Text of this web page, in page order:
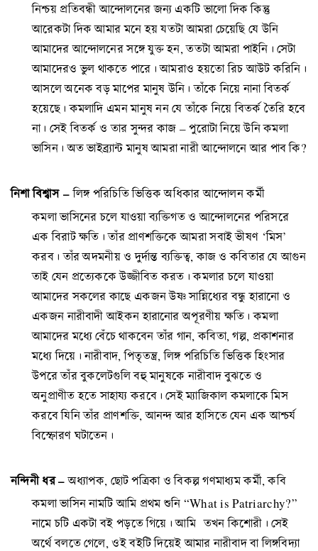
নিশ্চয় প্রতিবন্ধী আন্দোলনের জন্য একটি ভালো দিক কিন্তু
আরেকটা দিক আমার মনে হয় যতটা আমরা চেয়েছি যে উনি
আমাদের আন্দোলনের সঙ্গে যুক্ত হন, ততটা আমরা পাইনি। সেটা
আমাদেরও ভুল থাকতে পারে। আমরাও হয়তো রিচ আউট করিনি।
আসলে অনেক বড় মাপের মানুষ উনি। তাঁকে নিয়ে নানা বিতর্ক
হয়েছে। কমলাদি এমন মানুষ নন যে তাঁকে নিয়ে বিতর্ক তৈরি হবে
না। সেই বিতর্ক ও তার সুন্দর কাজ – পুরোটা নিয়ে উনি কমলা
ভাসিন। অত ভাইব্র্যান্ট মানুষ আমরা নারী আন্দোলনে আর পাব কি?
নিশা বিশ্বাস –লিঙ্গ পরিচিতি ভিত্তিক অধিকার আন্দোলন কর্মী
কমলা ভাসিনের চলে যাওয়া ব্যক্তিগত ও আন্দোলনের পরিসরে
এক বিরাট ক্ষতি। তাঁর প্রাণশক্তিকে আমরা সবাই ভীষণ ‘মিস’
করব। তাঁর অদমনীয় ও দুর্দান্ত ব্যক্তিত্ব, কাজ ও কবিতার যে আগুন
তাই যেন প্রত্যেককে উজ্জীবিত করত। কমলার চলে যাওয়া
আমাদের সকলের কাছে একজন উষ্ণ সান্নিধ্যের বন্ধু হারানো ও
একজন নারীবাদী আইকন হারানোর অপূরণীয় ক্ষতি। কমলা
আমাদের মধ্যে বেঁচে থাকবেন তাঁর গান, কবিতা, গল্প, প্রকাশনার
মধ্যে দিয়ে। নারীবাদ, পিতৃতন্ত্র, লিঙ্গ পরিচিতি ভিত্তিক হিংসার
উপরে তাঁর বুকলেটগুলি বহু মানুষকে নারীবাদ বুঝতে ও
অনুপ্রাণীত হতে সাহায্য করবে। সেই ম্যাজিকাল কমলাকে মিস
করবে যিনি তাঁর প্রাণশক্তি, আনন্দ আর হাসিতে যেন এক আশ্চর্য
বিস্ফোরণ ঘটাতেন।
নন্দিনী ধর –অধ্যাপক, ছোট পত্রিকা ও বিকল্প গণমাধ্যম কর্মী, কবি
কমলা ভাসিন নামটি আমি প্রথম শুনি “What is Patriarchy?”
নামে চটি একটা বই পড়তে গিয়ে। আমি তখন কিশোরী। সেই
অর্থে বলতে গেলে, ওই বইটি দিয়েই আমার নারীবাদ বা লিঙ্গবিদ্যা